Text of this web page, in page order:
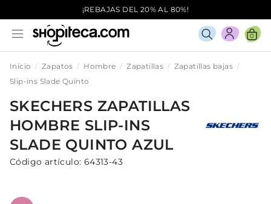
¡REBAJAS DEL 20% AL 80%!
0
Inicio Zapatos Hombre Zapatillas
Zapatillas bajas
Slip-ins Slade Quinto
SKECHERS ZAPATILLAS
HOMBRE SLIP-INS
SLADE QUINTOAZUL
Código artículo: 64313-43